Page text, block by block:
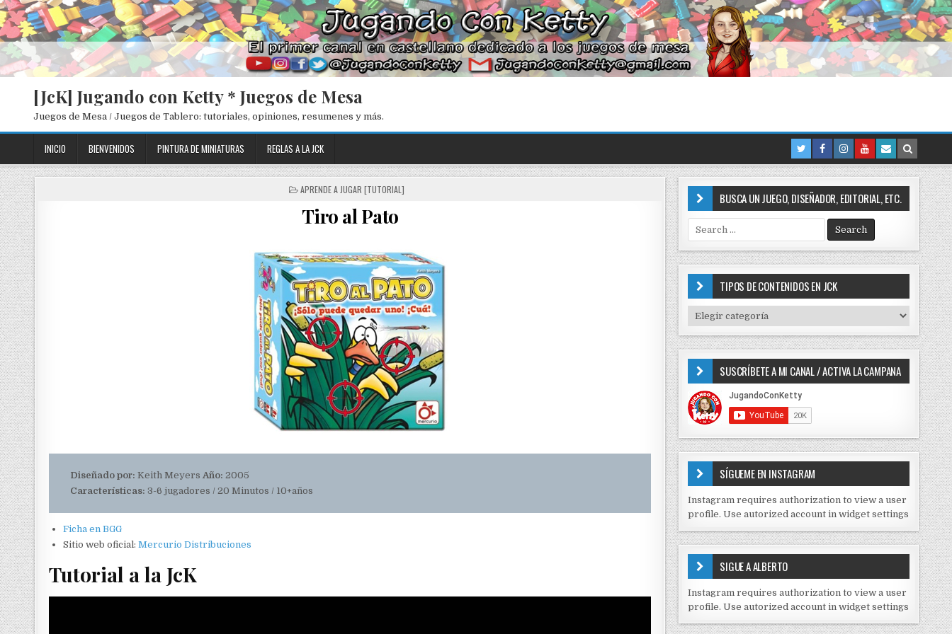
[JcK] Jugando con Ketty * Juegos de Mesa
Juegos de Mesa / Juegos de Tablero: tutoriales, opiniones, resumenes y más.
INICIO BIENVENIDOS PINTURA DE MINIATURAS REGLAS A LA JCK
P
S
T
D
I
N
APRENDE A JUGAR [TUTORIAL]
Tiro al Pato
Diseñado por:Keith Meyers Año:2005
Características: 3-6 jugadores / 20 Minutos / 10+años
Ficha en BGG
Sitio web oficial:Mercurio Distribuciones
Tutorial a la JcK
BUSCA UN JUEGO, DISEÑADOR, EDITORIAL, ETC.
e
a
r
o
r
:
TIPOS DE CONTENIDOS EN JCK
I
P
D
E
C
N
T
I
D
S
E
J
C
K
SUSCRÍBETE A MI CANAL / ACTIVA LA CAMPANA
SÍGUEME EN INSTAGRAM
Instagram requires authorization to view a user
profile. Use autorized account in widget settings
SIGUE A ALBERTO
Instagram requires authorization to view a user
profile. Use autorized account in widget settings